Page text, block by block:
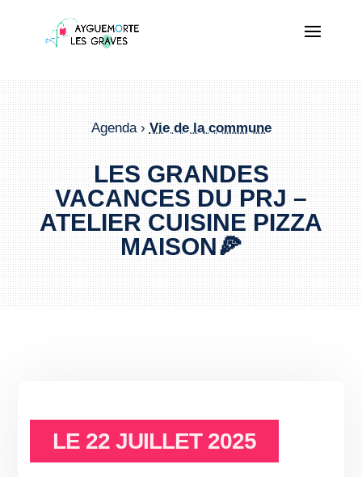
Agenda ›Vie de la commune
LES GRANDES
VACANCES DU PRJ –
ATELIER CUISINE PIZZA
MAISON🍕
LE 22 JUILLET 2025